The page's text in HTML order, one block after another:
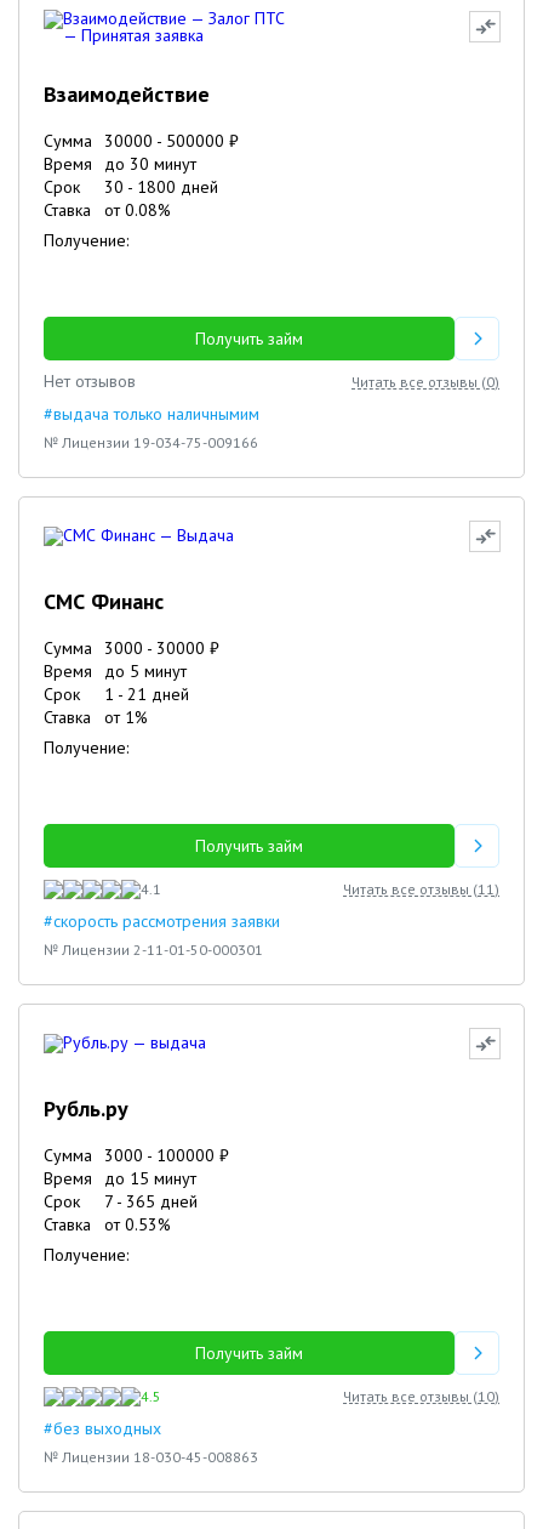
Взаимодействие
Сумма 30000 - 500000 ₽
Время
до 30 минут
Срок
30 - 1800 дней
Ставка
от0.08%
Получение:
Получить займ
Нет отзывов
Читать все отзывы (0)
#выдача только наличнымим
№ Лицензии 19-034-75-009166
СМС Финанс
Сумма 3000 - 30000 ₽
Время
до 5 минут
Срок
1 - 21 дней
Ставка
от 1%
Получение:
Получить займ
4.1 Читать все отзывы (11)
#скорость рассмотрения заявки
№ Лицензии 2-11-01-50-000301
Рубль.ру
Сумма 3000 - 100000 ₽
Время
до 15 минут
Срок
7 - 365 дней
Ставка
от0.53%
Получение:
Получить займ
4.5 Читать все отзывы (10)
#без выходных
№ Лицензии 18-030-45-008863